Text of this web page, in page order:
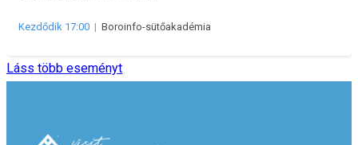
Kezdődik 17:00 | Boroinfo-sütőakadémia
Láss több eseményt